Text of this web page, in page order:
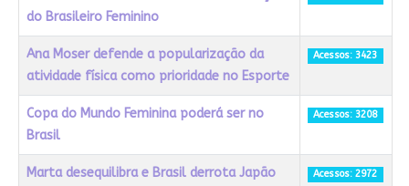
do Brasileiro Feminino
Ana Moser defende a popularização da
atividade física como prioridade no Esporte
Acessos: 3423
Copa do Mundo Feminina poderá ser no
Brasil
Acessos: 3208
Marta desequilibra e Brasil derrota Japão
Acessos: 2972